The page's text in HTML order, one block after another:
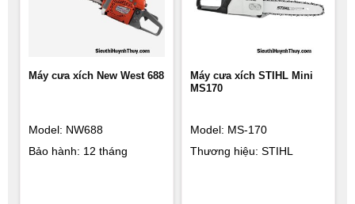
Máy cưa xích New West 688
Model: NW688
Bảo hành: 12 tháng
Máy cưa xích STIHL Mini
MS170
Model: MS-170
Thương hiệu: STIHL